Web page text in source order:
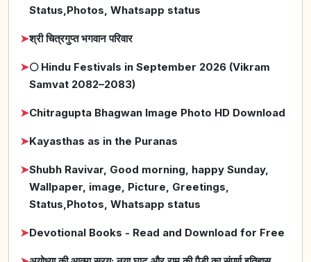
Status,Photos, Whatsapp status
➤श्री चित्रगुप्त भगवान परिवार
➤🌕 Hindu Festivals in September 2026 (Vikram
Samvat 2082–2083)
➤Chitragupta Bhagwan Image Photo HD Download
➤Kayasthas as in the Puranas
➤Shubh Ravivar, Good morning, happy Sunday,
Wallpaper, image, Picture, Greetings,
Status,Photos, Whatsapp status
➤Devotional Books - Read and Download for Free